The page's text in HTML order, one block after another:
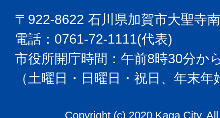
〒922-8622 石川県加賀市大聖寺
電話：0761-72-1111(代表)
市役所開庁時間：午前8時30分か
（土曜日・日曜日・祝日、年末
Copyright (c) 2020 Kaga City.